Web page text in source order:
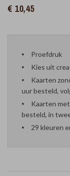
€ 10,45
Proefdruk
Kies uit
Kaarten
uur besteld,
Kaarten
besteld, in
29 kleuren